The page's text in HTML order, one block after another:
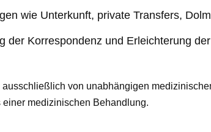
wie Unterkunft, private Transfers,
der Korrespondenz und Erleichterung
von unabhängigen
medizinischen Behandlung.